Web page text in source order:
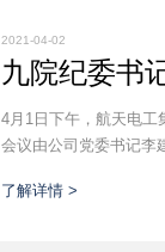
2021-04-02
九院纪委书
4月1日下午，航天电工
会议由公司党委书记李
了解详情 >